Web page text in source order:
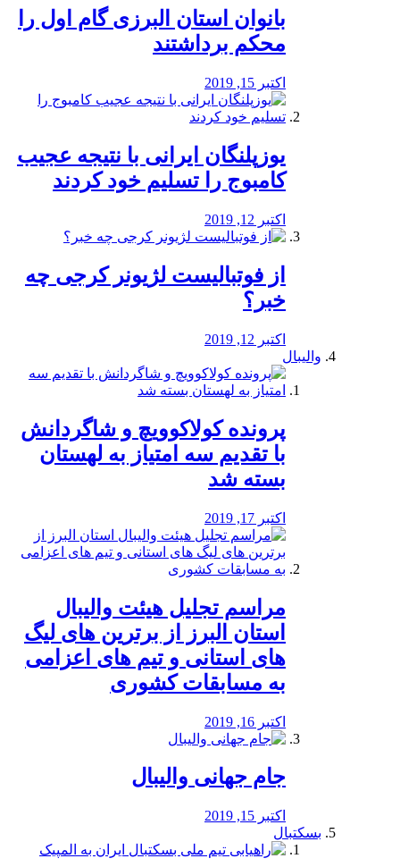
بانوان استان البرزی گام اول را
محكم برداشتند
اکتبر 15, 2019
یوزپلنگان ایرانی با نتیجه عجیب
کامبوج را تسلیم خود کردند
اکتبر 12, 2019
از فوتبالیست لژیونر کرجی چه
خبر؟
اکتبر 12, 2019
والیبال
پرونده کولاکوویچ و شاگردانش
با تقدیم سه امتیاز به لهستان
بسته شد
اکتبر 17, 2019
مراسم تجلیل هیئت والیبال
استان البرز از برترین های لیگ
های استانی و تیم های اعزامی
به مسابقات کشوری
اکتبر 16, 2019
جام جهانی والیبال
اکتبر 15, 2019
بسکتبال